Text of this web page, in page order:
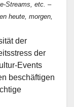
Streams, etc. –
heute, morgen,
der
der
Events
beschäftigen